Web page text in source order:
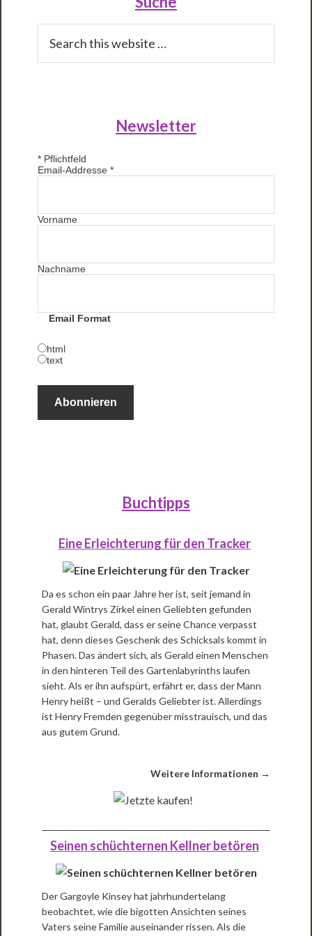
this
Newsletter
* Pflichtfeld
Email-Addresse*
Vorname
Nachname
Email Format
html
text
Buchtipps
Eine Erleichterung für den Tracker
Da es schon ein paar Jahre her ist, seit jemand in
Gerald Wintrys Zirkel einen Geliebten gefunden
hat, glaubt Gerald, dass er seine Chance verpasst
hat, denn dieses Geschenk des Schicksals kommt in
Phasen. Das ändert sich, als Gerald einen Menschen
in den hinteren Teil des Gartenlabyrinths laufen
sieht. Als er ihn aufspürt, erfährt er, dass der Mann
Henry heißt – und Geralds Geliebter ist. Allerdings
ist Henry Fremden gegenüber misstrauisch, und das
aus gutem Grund.
Weitere Informationen →
Seinen schüchternen Kellner betören
Der Gargoyle Kinsey hat jahrhundertelang
beobachtet, wie die bigotten Ansichten seines
Vaters seine Familie auseinander rissen. Als die